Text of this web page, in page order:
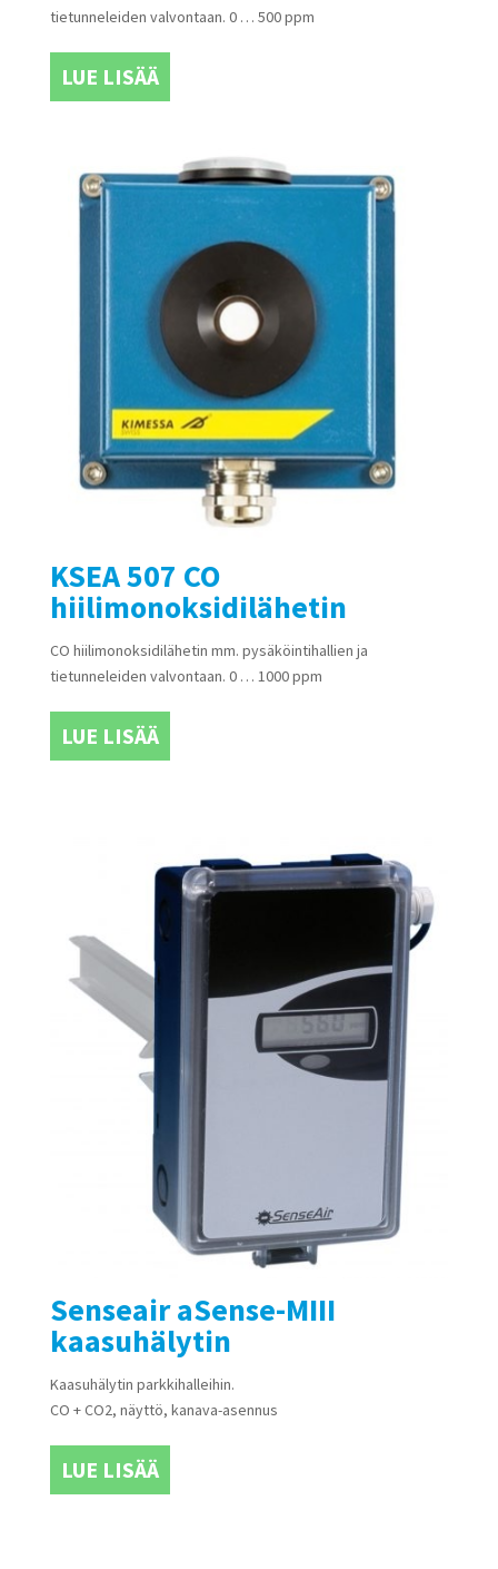
tietunneleiden valvontaan. 0 … 500 ppm
LUE LISÄÄ
KSEA 507 CO
hiilimonoksidilähetin
CO hiilimonoksidilähetin mm. pysäköintihallien ja
tietunneleiden valvontaan. 0 … 1000 ppm
LUE LISÄÄ
Senseair aSense-MIII
kaasuhälytin
Kaasuhälytin parkkihalleihin.
CO + CO2, näyttö, kanava-asennus
LUE LISÄÄ